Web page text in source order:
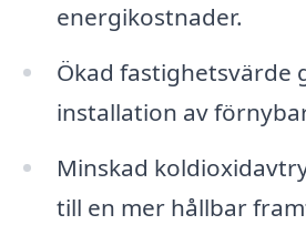
energikostnader.
Ökad fastighetsvärde
installation av
Minskad
till en mer hållbar